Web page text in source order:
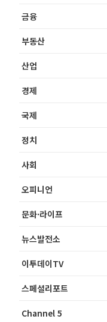
금융
부동산
산업
경제
국제
정치
사회
오피니언
문화·라이프
뉴스발전소
이투데이TV
스페셜리포트
Channel 5